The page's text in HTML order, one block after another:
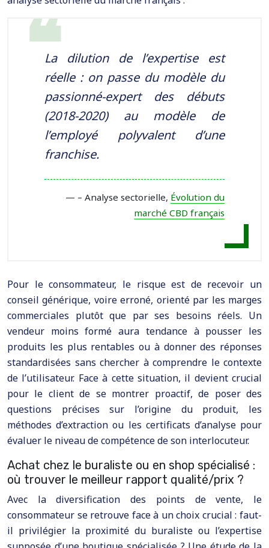
La dilution de l’expertise est
réelle : on passe du modèle du
passionné-expert des débuts
(2018-2020) au modèle de
l’employé polyvalent d’une
franchise.
– Analyse sectorielle, Évolution du
marché CBD français
Pour le consommateur, le risque est de recevoir un
conseil générique, voire erroné, orienté par les marges
commerciales plutôt que par ses besoins réels. Un
vendeur moins formé aura tendance à pousser les
produits les plus rentables ou à donner des réponses
standardisées sans chercher à comprendre le contexte
de l’utilisateur. Face à cette situation, il devient crucial
pour le client de se montrer proactif, de poser des
questions précises sur l’origine du produit, les
méthodes d’extraction ou les certificats d’analyse pour
évaluer le niveau de compétence de son interlocuteur.
Achat chez le buraliste ou en shop spécialisé :
où trouver le meilleur rapport qualité/prix ?
Avec la diversification des points de vente, le
consommateur se retrouve face à un choix crucial : faut-
il privilégier la proximité du buraliste ou l’expertise